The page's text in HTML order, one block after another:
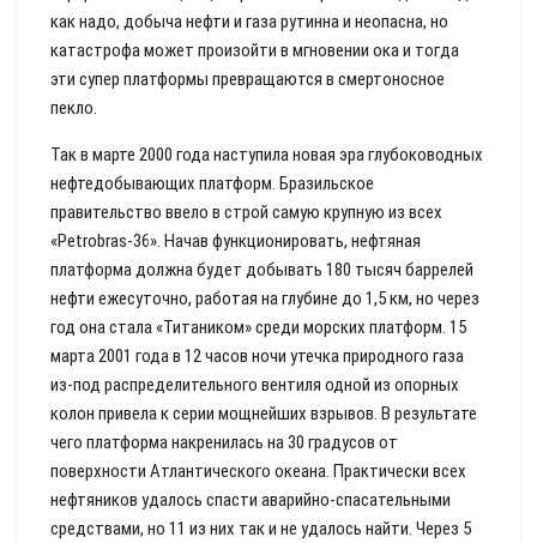
как надо, добыча нефти и газа рутинна и неопасна, но
катастрофа может произойти в мгновении ока и тогда
эти супер платформы превращаются в смертоносное
пекло.
Так в марте 2000 года наступила новая эра глубоководных
нефтедобывающих платформ. Бразильское
правительство ввело в строй самую крупную из всех
«Petrobras-36». Начав функционировать, нефтяная
платформа должна будет добывать 180 тысяч баррелей
нефти ежесуточно, работая на глубине до 1,5 км, но через
год она стала «Титаником» среди морских платформ. 15
марта 2001 года в 12 часов ночи утечка природного газа
из-под распределительного вентиля одной из опорных
колон привела к серии мощнейших взрывов. В результате
чего платформа накренилась на 30 градусов от
поверхности Атлантического океана. Практически всех
нефтяников удалось спасти аварийно-спасательными
средствами, но 11 из них так и не удалось найти. Через 5